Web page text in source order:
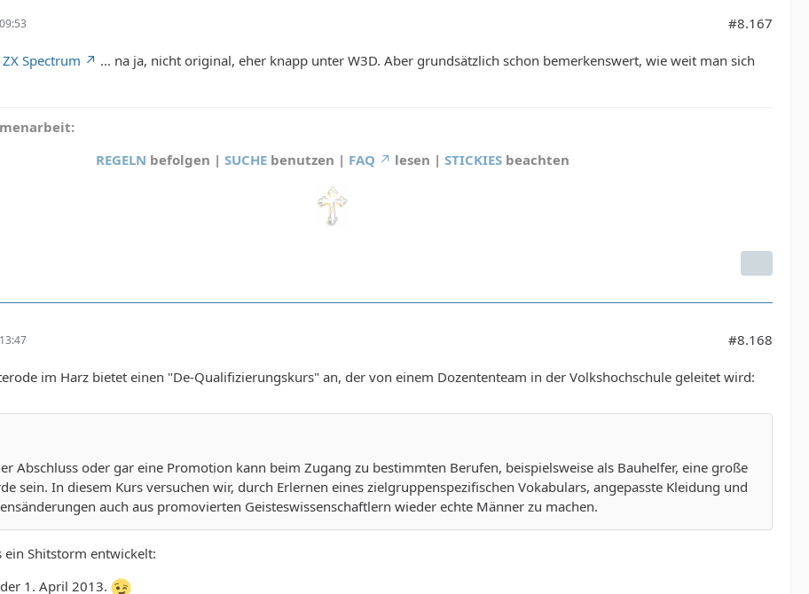
#8.167
Spectrum
... na ja, nicht original, eher knapp unter W3D. Aber grundsätzlich schon bemerkenswert, wie weit man sich
REGELN befolgen | SUCHE benutzen | FAQ lesen | STICKIES beachten
#8.168
im Harz bietet einen "De-Qualifizierungskurs" an, der von einem Dozententeam in der Volkshochschule geleitet wird:
Abschluss oder gar eine Promotion kann beim Zugang zu bestimmten Berufen, beispielsweise als Bauhelfer, eine große
sein. In diesem Kurs versuchen wir, durch Erlernen eines zielgruppenspezifischen Vokabulars, angepasste Kleidung und
auch aus promovierten Geisteswissenschaftlern wieder echte Männer zu machen.
ein Shitstorm entwickelt:
1. April 2013.